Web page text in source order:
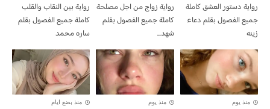
رواية دستور العشق كاملة
جميع الفصول بقلم دعاء
زينه
رواية زواج من اجل مصلحة
كاملة جميع الفصول بقلم
شهد...
رواية بين النقاب والقلب
كاملة جميع الفصول بقلم
ساره محمد
منذ يوم منذ يوم منذ بضع ايام